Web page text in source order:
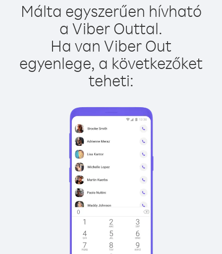
Málta egyszerűen hívható
a Viber Outtal.
Ha van Viber Out
egyenlege, a következőket
teheti: